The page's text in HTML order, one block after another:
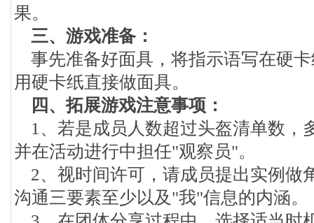
果。
三、游戏准备：
事先准备好面具，将指示语写在硬
用硬卡纸直接做面具。
四、拓展游戏注意事项：
1、若是成员人数超过头盔清单数，
并在活动进行中担任"观察员"。
2、视时间许可，请成员提出实例做
沟通三要素至少以及"我"信息的内涵。